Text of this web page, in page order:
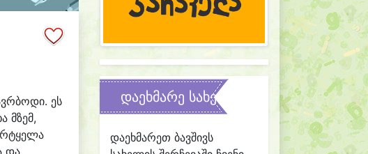
ეს
მზემ,
და
დაეხმარე სახელის შერჩევაში
დაეხმარეთ ბავშივს